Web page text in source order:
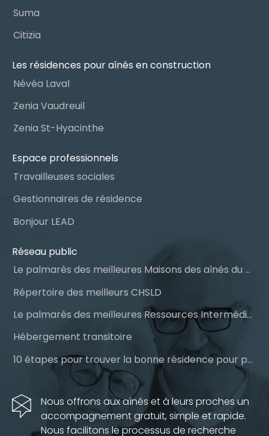
Suma
Citizia
Les résidences pour aînés en construction
Névéa Laval
Zenia Vaudreuil
Zenia St-Hyacinthe
Espace professionnels
Travailleuses sociales
Gestionnaires de résidence
Bonjour LEAD
Réseau public
Le palmarès des meilleures Maisons des aînés du Québec
Répertoire des meilleurs CHSLD
Le palmarès des meilleures Ressources Intermédiaires (RI)
Hébergement transitoire
10 étapes pour trouver la bonne résidence pour personnes âgées
Nous offrons aux aînés et à leurs proches un
accompagnement gratuit, simple et rapide.
Nous facilitons le processus de recherche